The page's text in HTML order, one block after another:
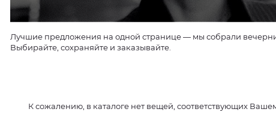
Лучшие предложения на одной странице — мы собрали
Выбирайте, сохраняйте и заказывайте.
К сожалению, в каталоге нет вещей, соответствующих